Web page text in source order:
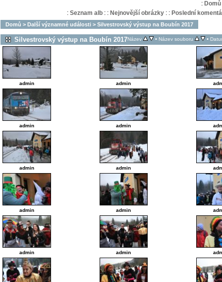
: Domů
: Seznam alb: : Nejnovější obrázky: : Poslední
Domů > Další významné události > Silvestrovský výstup na Boubín 2017
Silvestrovský výstup na Boubín 2017Název • Název souboru •
admin admin
admin admin
admin admin
admin admin
admin admin